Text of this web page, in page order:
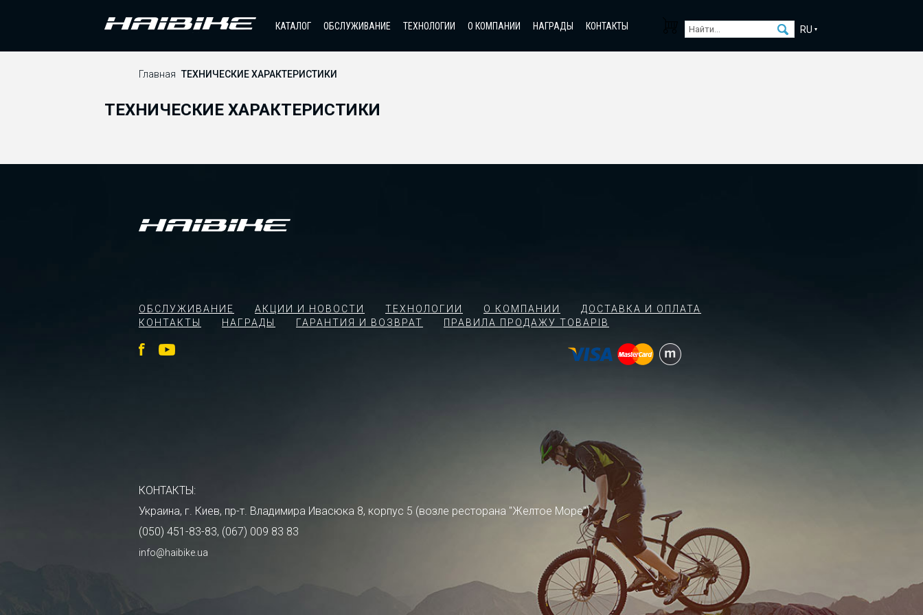
КАТАЛОГ ОБСЛУЖИВАНИЕ ТЕХНОЛОГИИ О КОМПАНИИ НАГРАДЫ КОНТАКТЫ RU
Главная ТЕХНИЧЕСКИЕ ХАРАКТЕРИСТИКИ
ТЕХНИЧЕСКИЕ ХАРАКТЕРИСТИКИ
ОБСЛУЖИВАНИЕ АКЦИИ И НОВОСТИ ТЕХНОЛОГИИ О КОМПАНИИ
ДОСТАВКА И ОПЛАТА
КОНТАКТЫ
НАГРАДЫ ГАРАНТИЯ И ВОЗВРАТ ПРАВИЛА ПРОДАЖУ ТОВАРІВ
КОНТАКТЫ:
Украина, г. Киев, пр-т. Владимира Ивасюка 8, корпус 5 (возле ресторана "Желтое Море")
(050) 451-83-83, (067) 009 83 83
info@haibike.ua